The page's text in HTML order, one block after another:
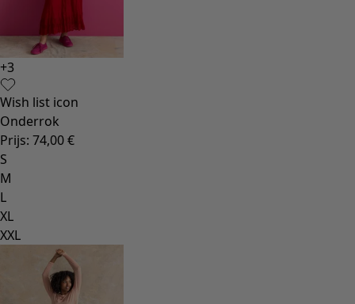
+3
Wish list icon
Onderrok
Prijs: 74,00 €
S
M
L
XL
XXL